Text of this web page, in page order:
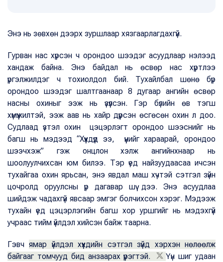
Энэ нь зөвхөн дээрх зуршлаар хязгаарлагдахгүй.
Гурван нас хүрсэн ч орондоо шээдэг асуудлаар нэлээд
хандаж байна. Энэ байдал нь өсвөр нас хүртлээ
үргэлжилдэг ч тохиолдол бий. Тухайлбал шөнө бүр
орондоо шээдэг шалтгаанаар 8 дугаар ангийн өсвөр
насны охиныг ээж нь үзүүлсэн. Гэр бүлийн өв тэгш
хүмүүжилтэй, ээж аав нь хайр дүүрсэн өсгөсөн охин л доо.
Судлаад үзтэл охин цэцэрлэгт орондоо шээснийг нь
багш нь мэдээд “Хүүхдүүд ээ, үүнийг хараарай, орондоо
шээчхэж” гэж онцлон хэлж ангийнхнаар нь
шоолуулчихсан юм билээ. Тэр үед найзуудаасаа ичсэн
тухайгаа охин ярьсан, энэ явдал маш хүчтэй сэтгэл зүйн
цочролд оруулсны үр дагавар шүү дээ. Энэ асуудлаа
шийдэж чадахгүй явсаар эмгэг болчихсон хэрэг. Мэдээж
тухайн үед цэцэрлэгийн багш хор уршгийг нь мэдэхгүй
учраас тийм үйлдэл хийсэн байж таарна.
Гэвчямар үйлдэл хүүхдийн сэтгэл зүйд хэрхэн нөлөөлж
байгааг томчууд бид анзаарах үүрэгтэй.
Үүн шиг удаан